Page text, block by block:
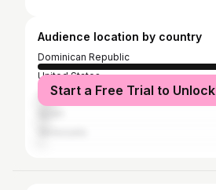
Audience location by country
Dominican Republic
United States
Chile
Start a Free Trial to Unlock